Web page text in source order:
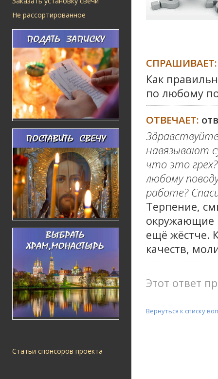
Не рассортированное
Статьи спонсоров проекта
СПРАШИВАЕТ:
Как
по любому
ОТВЕЧАЕТ:
навязывают
что это
любому
работе?
Терпение,
окружающие
ещё жёстче.
качеств,
Этот ответ
Вернуться к списку